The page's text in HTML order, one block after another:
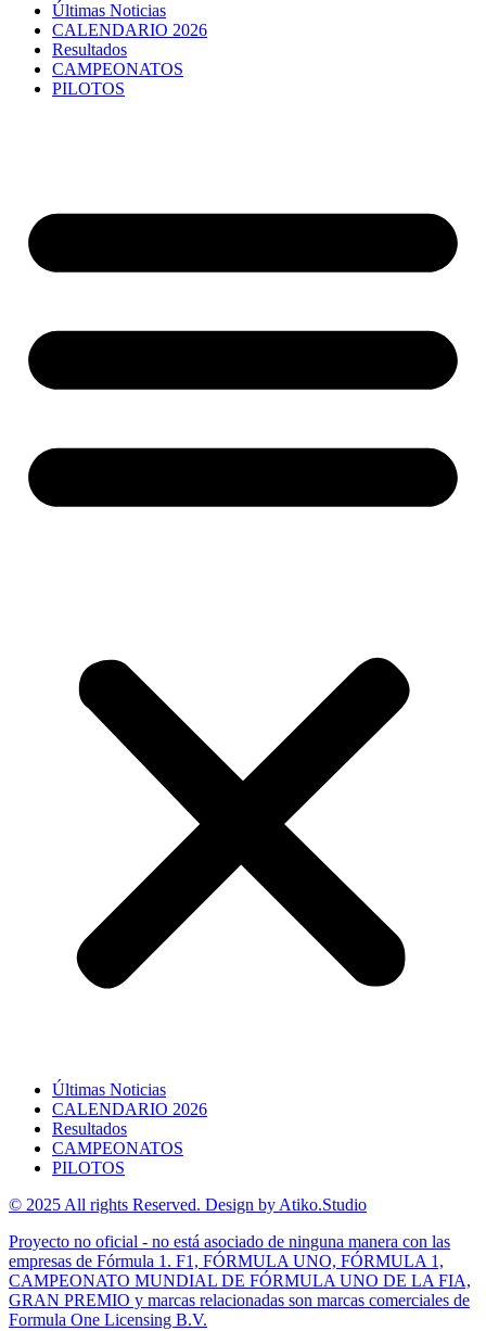
Últimas Noticias
CALENDARIO 2026
Resultados
CAMPEONATOS
PILOTOS
Últimas Noticias
CALENDARIO 2026
Resultados
CAMPEONATOS
PILOTOS
© 2025 All rights Reserved. Design by Atiko.Studio
Proyecto no oficial - no está asociado de ninguna manera con las
empresas de Fórmula 1. F1, FÓRMULA UNO, FÓRMULA 1,
CAMPEONATO MUNDIAL DE FÓRMULA UNO DE LA FIA,
GRAN PREMIO y marcas relacionadas son marcas comerciales de
Formula One Licensing B.V.